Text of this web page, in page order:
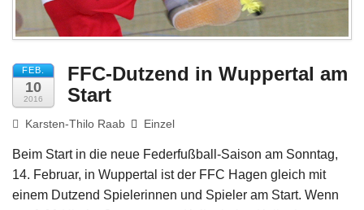
FEB.
10
2016
FFC-Dutzend in Wuppertal am
Start
Karsten-Thilo Raab Einzel
Beim Start in die neue Federfußball-Saison am Sonntag,
14. Februar, in Wuppertal ist der FFC Hagen gleich mit
einem Dutzend Spielerinnen und Spieler am Start. Wenn